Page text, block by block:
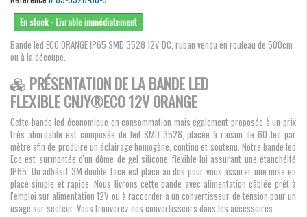
En stock - Livrable immédiatement
Bande led ECO ORANGE IP65 SMD 3528 12V DC, ruban vendu en rouleau de 500cm
ou à la découpe.
PRÉSENTATION DE LA BANDE LED
FLEXIBLE CNJY®ECO 12V ORANGE
Cette bande led économique en consommation mais également proposée à un prix
très abordable est composée de led SMD 3528, placée à raison de 60 led par
mètre afin de produire un éclairage homogène, continu et soutenu. Notre bande led
Eco est surmontée d'un dôme de gel silicone flexible lui assurant une étanchéité
IP65. Un adhésif 3M double face est placé au dos pour vous assurer une mise en
place simple et rapide. Nous livrons cette bande avec alimentation câblée prêt à
l'emploi sur alimentation 12V ou à raccorder à un convertisseur de tension pour un
usage sur secteur. Vous trouverez nos convertisseurs dans les accessoires.